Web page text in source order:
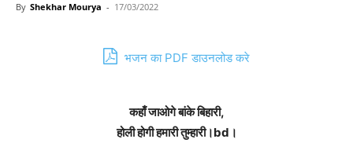
By Shekhar Mourya - 17/03/2022
भजन का PDF डाउनलोड करे
कहाँ जाओगे बांके बिहारी,
होली होगी हमारी तुम्हारी।bd।